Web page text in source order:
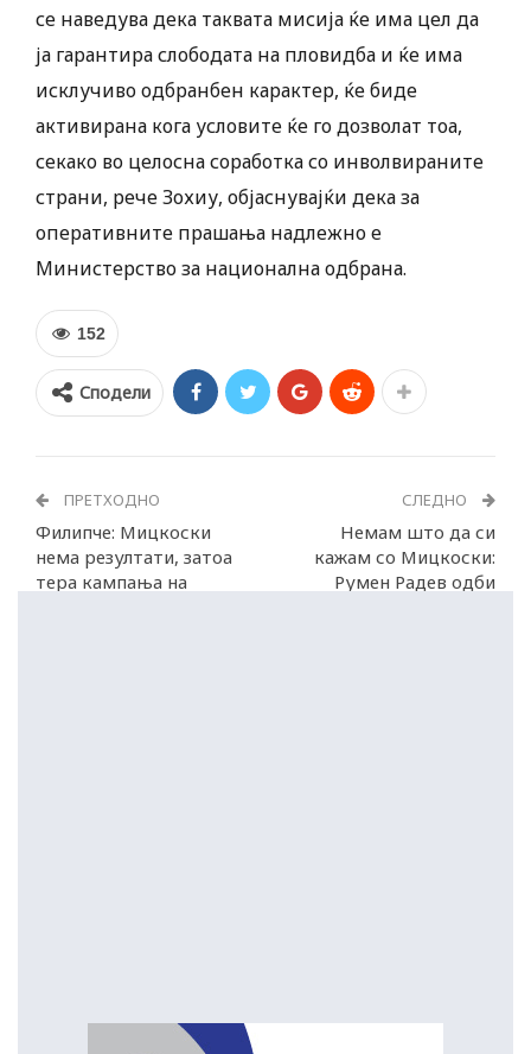
се наведува дека таквата мисија ќе има цел да
ја гарантира слободата на пловидба и ќе има
исклучиво одбранбен карактер, ќе биде
активирана кога условите ќе го дозволат тоа,
секако во целосна соработка со инволвираните
страни, рече Зохиу, објаснувајќи дека за
оперативните прашања надлежно е
Министерство за национална одбрана.
152
Сподели
ПРЕТХОДНО
Филипче: Мицкоски
нема резултати, затоа
тера кампања на
СЛЕДНО
Немам што да си
кажам со Мицкоски:
Румен Радев одби